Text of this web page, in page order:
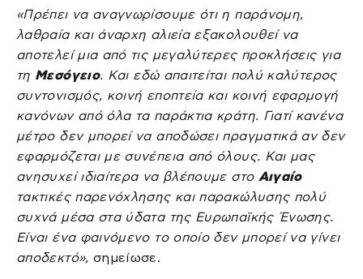
«Πρέπει να αναγνωρίσουμε ότι η παράνομη,
λαθραία και άναρχη αλιεία εξακολουθεί να
αποτελεί μια από τις μεγαλύτερες προκλήσεις για
τη Μεσόγειο. Και εδώ απαιτείται πολύ καλύτερος
συντονισμός, κοινή εποπτεία και κοινή εφαρμογή
κανόνων από όλα τα παράκτια κράτη. Γιατί κανένα
μέτρο δεν μπορεί να αποδώσει πραγματικά αν δεν
εφαρμόζεται με συνέπεια από όλους. Και μας
ανησυχεί ιδιαίτερα να βλέπουμε στο Αιγαίο
τακτικές παρενόχλησης και παρακώλυσης πολύ
συχνά μέσα στα ύδατα της Ευρωπαϊκής Ένωσης.
Είναι ένα φαινόμενο το οποίο δεν μπορεί να γίνει
αποδεκτό», σημείωσε.